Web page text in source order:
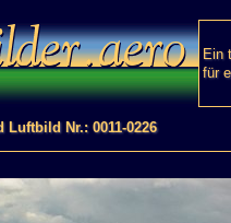
Ein
für
Luftbild Nr.: 0011-0226